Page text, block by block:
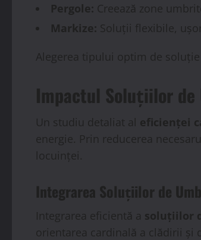
Pergole: Creează zone
Markize: Soluții flexibile,
Alegerea tipului optim de
Impactul Soluțiilor de
Un studiu detaliat al eficienței
energie. Prin reducerea
locuinței.
Integrarea Soluțiilor de
Integrarea eficientă a soluțiilor
orientarea cardinală a clădirii